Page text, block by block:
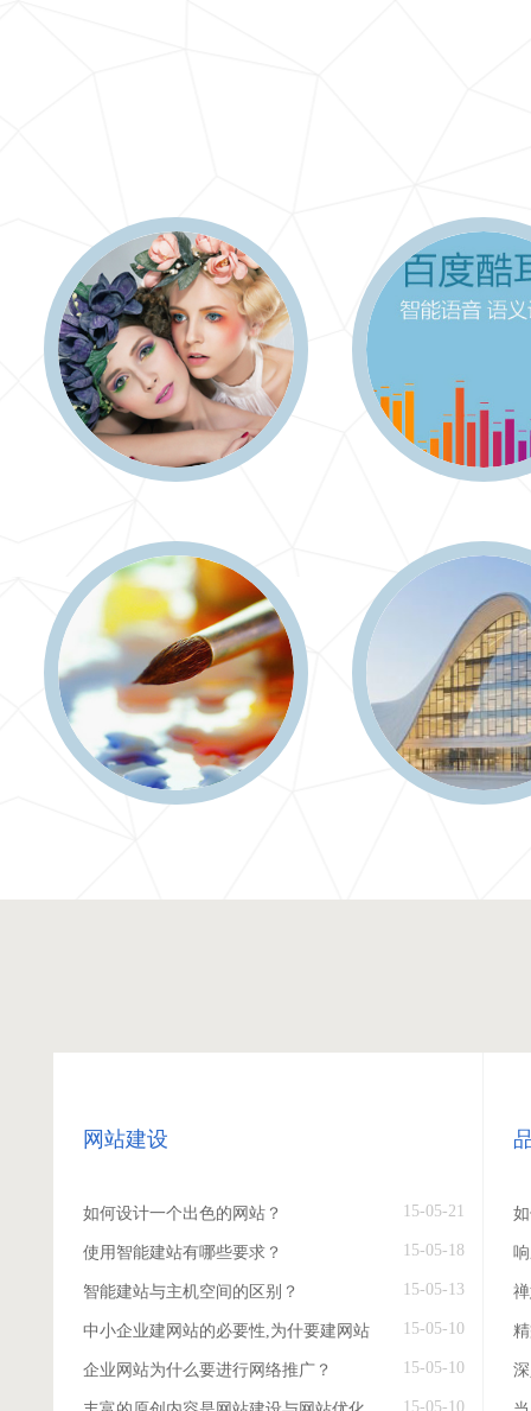
网站建设
如何设计一个出色的网站？ 15-05-21
使用智能建站有哪些要求？ 15-05-18
智能建站与主机空间的区别？ 15-05-13
中小企业建网站的必要性,为什要建网站 15-05-10
企业网站为什么要进行网络推广？ 15-05-10
15-05-10